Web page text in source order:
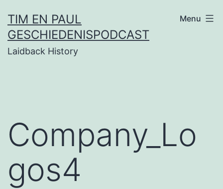
naar
de
inhoud
TIM EN PAUL
GESCHIEDENISPODCAST
Laidback History
Menu
Company_Lo
gos4